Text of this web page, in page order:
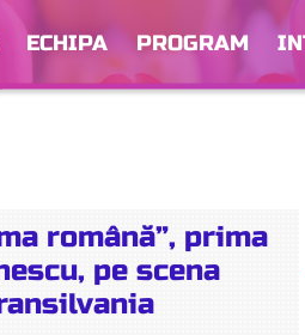
ECHIPA PROGRAM
română”, prima
pe scena